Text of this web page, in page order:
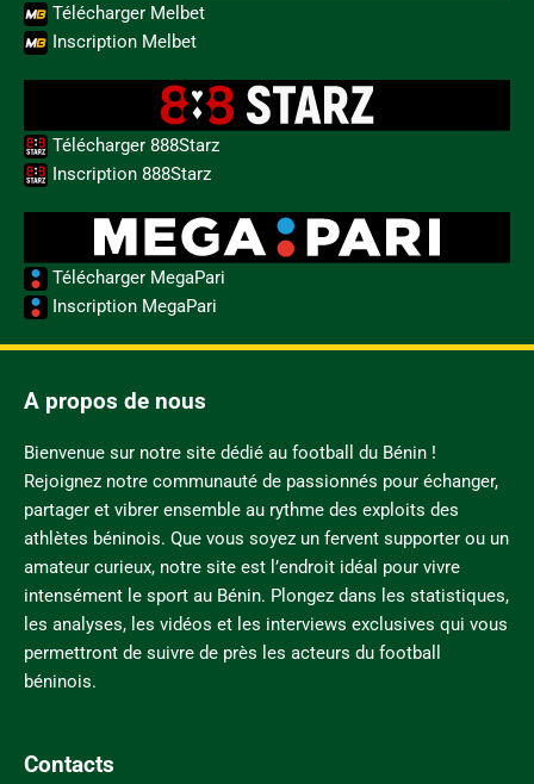
Télécharger Melbet
Inscription Melbet
Télécharger 888Starz
Inscription 888Starz
Télécharger MegaPari
Inscription MegaPari
A propos de nous
Bienvenue sur notre site dédié au football du Bénin !
Rejoignez notre communauté de passionnés pour échanger,
partager et vibrer ensemble au rythme des exploits des
athlètes béninois. Que vous soyez un fervent supporter ou un
amateur curieux, notre site est l’endroit idéal pour vivre
intensément le sport au Bénin. Plongez dans les statistiques,
les analyses, les vidéos et les interviews exclusives qui vous
permettront de suivre de près les acteurs du football
béninois.
Contacts